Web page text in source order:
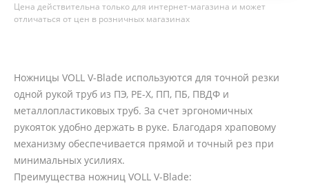
Цена действительна только для интернет-магазина и может
отличаться от цен в розничных магазинах
Ножницы VOLL V-Blade используются для точной резки
одной рукой труб из ПЭ, РЕ-Х, ПП, ПБ, ПВДФ и
металлопластиковых труб. За счет эргономичных
рукояток удобно держать в руке. Благодаря храповому
механизму обеспечивается прямой и точный рез при
минимальных усилиях.
Преимущества ножниц VOLL V-Blade: